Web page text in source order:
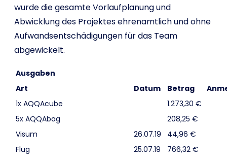
wurde die gesamte Vorlaufplanung und
Abwicklung des Projektes ehrenamtlich und ohne
Aufwandsentschädigungen für das Team
abgewickelt.
Ausgaben
Art
Datum Betrag
1x AQQAcube
1.273,30 €
5x AQQAbag
208,25 €
Visum
26.07.19
44,96 €
Flug
25.07.19
766,32 €